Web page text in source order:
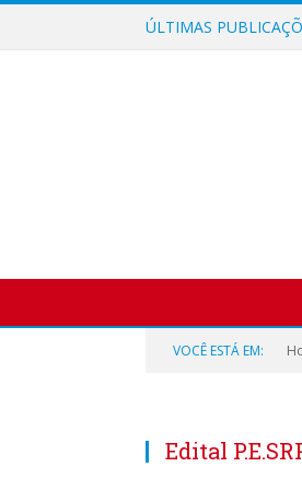
ÚLTIMAS
VOCÊ ESTÁ EM:
Edital